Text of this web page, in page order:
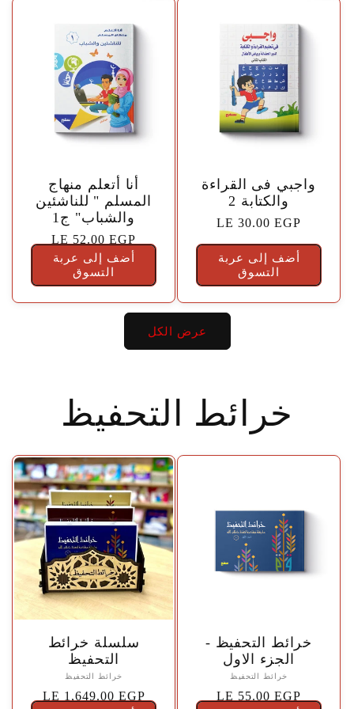
أنا أتعلم منهاج
المسلم " للناشئين
والشباب" ج1
السعر
الاعتيادي
LE 52.00 EGP
أضف إلى عربة
التسوق
واجبي فى القراءة
والكتابة 2
السعر
الاعتيادي
LE 30.00 EGP
أضف إلى عربة
التسوق
عرض الكل
خرائط التحفيظ
سلسلة خرائط
التحفيظ
خرائط التحفيظ
السعر
LE 1,649.00 EGP
خرائط التحفيظ -
الجزء الاول
خرائط التحفيظ
السعر
LE 55.00 EGP